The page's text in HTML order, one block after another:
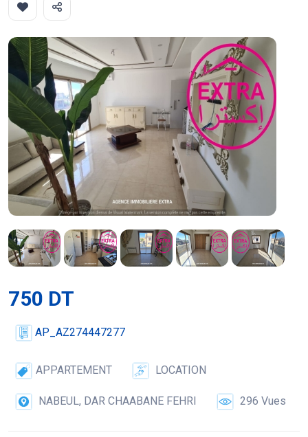
750 DT
AP_AZ274447277
APPARTEMENT LOCATION
NABEUL, DAR CHAABANE FEHRI 296 Vues